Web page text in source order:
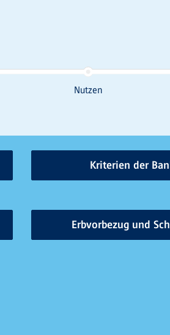
Kriterien der
Erbvorbezug und